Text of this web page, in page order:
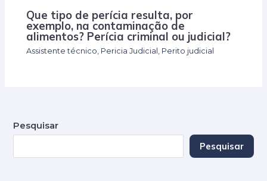
Que tipo de perícia resulta, por
exemplo, na contaminação de
alimentos? Perícia criminal ou judicial?
Assistente técnico, Pericia Judicial , Perito judicial
Pesquisar
Pesquisar